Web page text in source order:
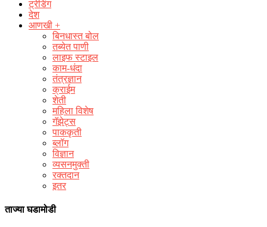
ट्रेडिंग
देश
आणखी +
बिनधास्त बोल
तब्येत पाणी
लाइफ स्टाइल
काम-धंदा
तंत्रज्ञान
क्राईम
शेती
महिला विशेष
गॅझेट्स
पाककृती
ब्लॉग
विज्ञान
व्यसनमुक्ती
रक्‍तदान
इतर
ताज्या घडामोडी